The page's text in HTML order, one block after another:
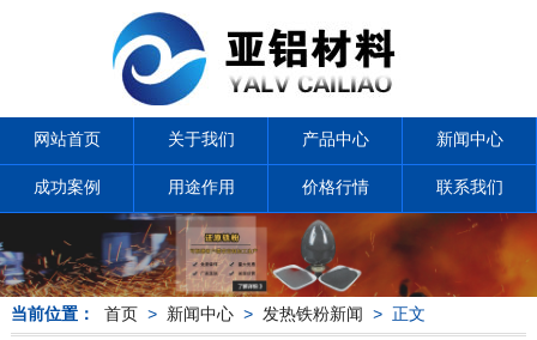
网站首页 关于我们 产品中心 新闻中心
成功案例 用途作用 价格行情 联系我们
当前位置： 首页 > 新闻中心> 发热铁粉新闻 > 正文